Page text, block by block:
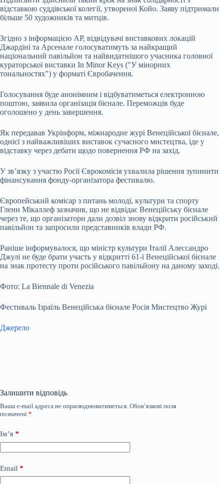
відставкою суддівської колегії, утвореної Койо. Заяву підтримали
більше 50 художників та митців.
Згідно з інформацією AP, відвідувачі виставкових локацій
Джардіні та Арсенале голосуватимуть за найкращий
національний павільйон та найвидатнішого учасника головної
кураторської виставки In Minor Keys ("У мінорних
тональностях") у форматі Євробачення.
Голосування буде анонімним і відбуватиметься електронною
поштою, заявила організація бієнале. Переможців буде
оголошено у день завершення.
Як передавав Укрінформ, міжнародне журі Венеційської бієнале,
однієї з найважливіших виставок сучасного мистецтва, іде у
відставку через дебати щодо повернення РФ на захід.
У зв’язку з участю Росії Єврокомісія ухвалила рішення зупинити
фінансування фонду-організатора фестивалю.
Європейський комісар з питань молоді, культури та спорту
Гленн Мікаллеф зазначив, що не відвідає Венеційську бієнале
через те, що організатори дали дозвіл знову відкрити російський
павільйон та запросили представників влади РФ.
Раніше інформувалося, що міністр культури Італії Алессандро
Джулі не буде брати участь у відкритті 61-ї Венеційської бієнале
на знак протесту проти російського павільйону на даному заході.
Фото: La Biennale di Venezia
Фестиваль Ізраїль Венеційська бієнале Росія Мистецтво Журі
Джерело
Залишити відповідь
Ваша e-mail адреса не оприлюднюватиметься. Обов’язкові поля
позначені *
Ім’я *
Email *